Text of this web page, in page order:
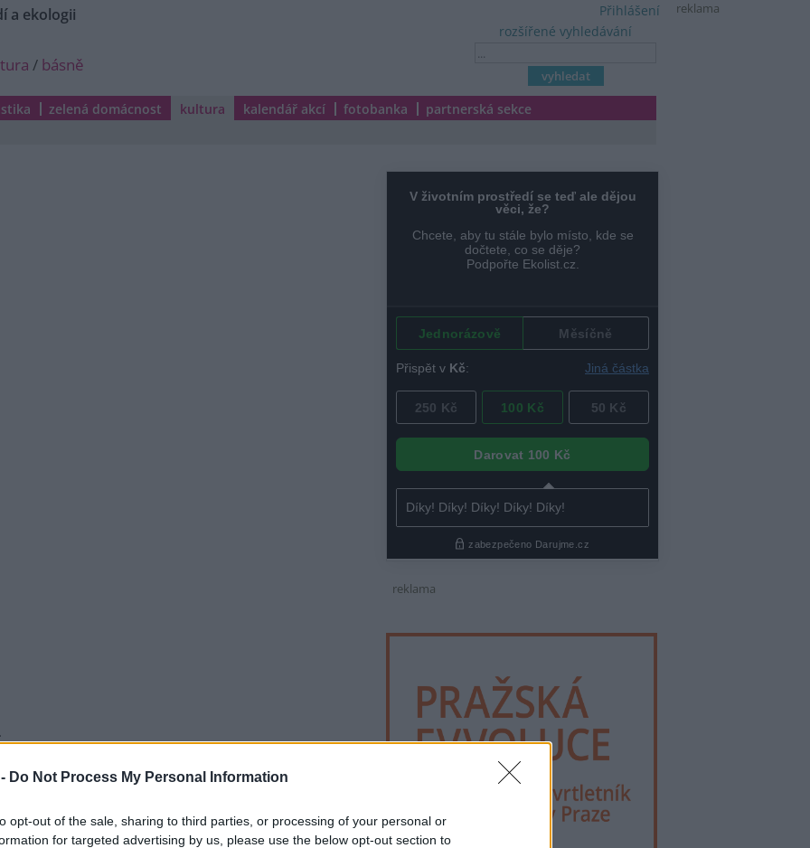
Do Not Process My Personal Information
opt-out of the sale, sharing to third parties, or processing of your personal or
for targeted advertising by us, please use the below opt-out section to
reklama
a ekologii
/ básně
rozšířené vyhledávání
Přihlášení
zelená domácnost kultura kalendář akcí fotobanka partnerská sekce
reklama